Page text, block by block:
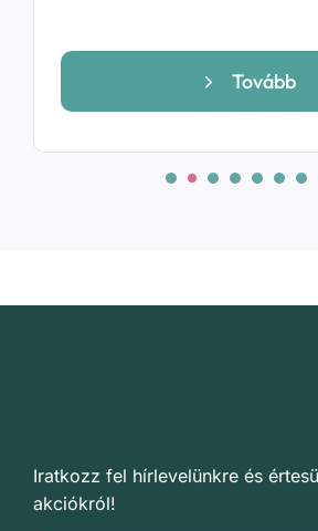
Tovább
Iratkozz fel hírlevelünkre és
akciókról!